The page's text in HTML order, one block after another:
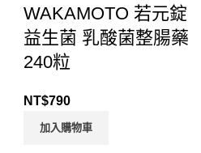
WAKAMOTO 若元錠
益生菌 乳酸菌整腸藥
240粒
NT$790
加入購物車